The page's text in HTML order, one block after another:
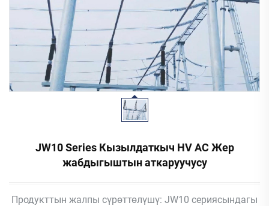
JW10 Series Кызылдаткыч HV AC Жер
жабдыгыштын аткаруучусу
Продукттын жалпы сүрөттөлүшү: JW10 сериясындагы